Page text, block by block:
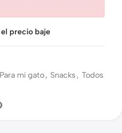
precio baje
Para mi gato, Snacks , Todos